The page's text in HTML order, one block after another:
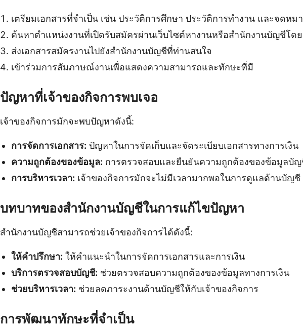
เตรียมเอกสารที่จำเป็น เช่น ประวัติการศึกษา ประวัติการทำงาน และจดหม
ค้นหาตำแหน่งงานที่เปิดรับสมัครผ่านเว็บไซต์หางานหรือสำนักงานบัญชีโด
ส่งเอกสารสมัครงานไปยังสำนักงานบัญชีที่ท่านสนใจ
เข้าร่วมการสัมภาษณ์งานเพื่อแสดงความสามารถและทักษะที่มี
ปัญหาที่เจ้าของกิจการพบเจอ
เจ้าของกิจการมักจะพบปัญหาดังนี้:
การจัดการเอกสาร: ปัญหาในการจัดเก็บและจัดระเบียบเอกสารทางการเงิน
ความถูกต้องของข้อมูล: การตรวจสอบและยืนยันความถูกต้องของข้อมูลบั
การบริหารเวลา: เจ้าของกิจการมักจะไม่มีเวลามากพอในการดูแลด้านบัญชี
บทบาทของสำนักงานบัญชีในการแก้ไขปัญหา
สำนักงานบัญชีสามารถช่วยเจ้าของกิจการได้ดังนี้:
ให้คำปรึกษา: ให้คำแนะนำในการจัดการเอกสารและการเงิน
บริการตรวจสอบบัญชี: ช่วยตรวจสอบความถูกต้องของข้อมูลทางการเงิน
ช่วยบริหารเวลา: ช่วยลดภาระงานด้านบัญชีให้กับเจ้าของกิจการ
การพัฒนาทักษะที่จำเป็น